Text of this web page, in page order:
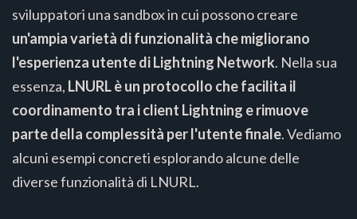
sviluppatori una sandbox in cui possono creare
un'ampia varietà di funzionalità che migliorano
l'esperienza utente di Lightning Network. Nella sua
essenza, LNURL è un protocollo che facilita il
coordinamento tra i client Lightning e rimuove
parte della complessità per l'utente finale. Vediamo
alcuni esempi concreti esplorando alcune delle
diverse funzionalità di LNURL.